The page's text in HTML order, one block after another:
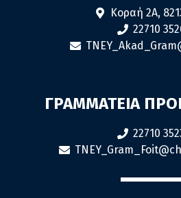
Κοραή 2Α,
22710
ΓΡΑΜΜΑΤΕΙΑ
22710